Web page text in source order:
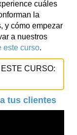
cuáles
la
y cómo empezar
a nuestros
este curso.
CURSO:
tus clientes